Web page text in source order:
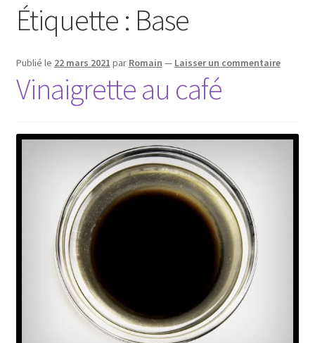
Étiquette : Base
Publié le 22 mars 2021 par Romain — Laisser un commentaire
Vinaigrette au café